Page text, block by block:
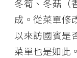
冬筍、冬菇（
成。從菜單修
以來訪國賓是
菜單也是如此。